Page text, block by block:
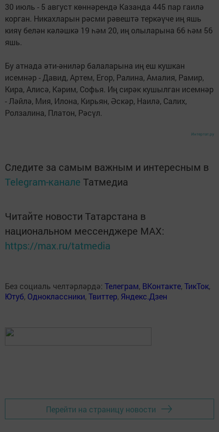
30 июль - 5 август көннәрендә Казанда 445 пар гаилә
корган. Никахларын рәсми рәвештә теркәүче иң яшь
кияү белән кәләшкә 19 һәм 20, иң олыларына 66 һәм 56
яшь.
Бу атнада әти-әниләр балаларына иң еш кушкан
исемнәр - Давид, Артем, Егор, Ралина, Амалия, Рамир,
Кира, Алисә, Кәрим, Софья. Иң сирәк кушылган исемнәр
- Ләйлә, Мия, Илона, Кирьян, Әскәр, Наилә, Салих,
Ролзалина, Платон, Рәсүл.
Интертат.ру
Следите за самым важным и интересным в
Telegram-канале Татмедиа
Читайте новости Татарстана в
национальном мессенджере MАХ:
https://max.ru/tatmedia
Без социаль челтәрләрдә: Телеграм, ВКонтакте,ТикТок,
Ютуб, Одноклассники,Твиттер, Яндекс.Дзен
Перейти на страницу новости